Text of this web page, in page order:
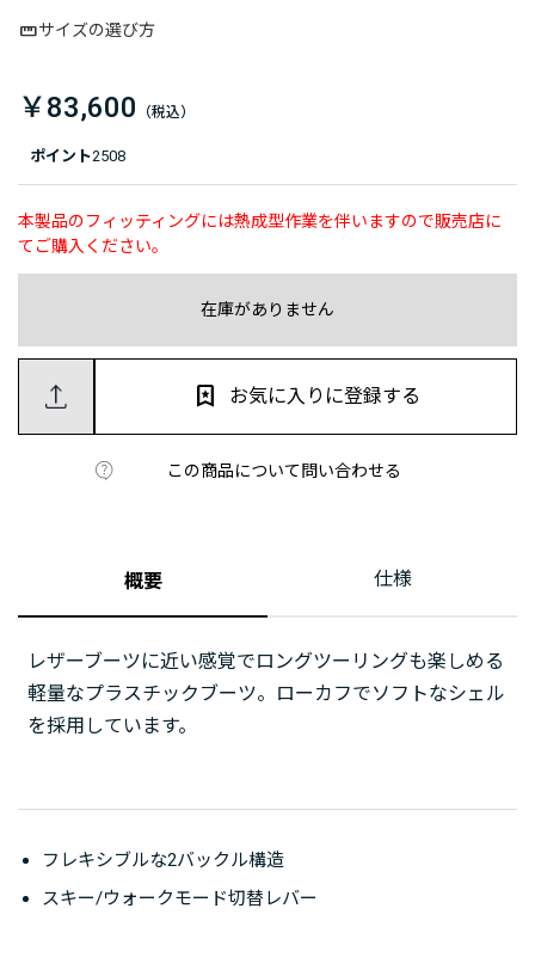
ポイント2508
サイズの選び方
￥83,600
在庫がありません
この商品について問い合わせる
お気に入りに登録する
本製品のフィッティングには熱成型作業を伴いますので販売店に
てご購入ください。
概要 仕様
レザーブーツに近い感覚でロングツーリングも楽しめる
軽量なプラスチックブーツ。ローカフでソフトなシェル
を採用しています。
フレキシブルな2バックル構造
スキー/ウォークモード切替レバー